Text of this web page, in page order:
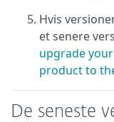
Hvis
et senere
upgrade
product to
De seneste